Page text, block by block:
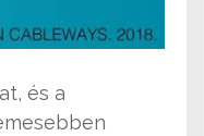
és a